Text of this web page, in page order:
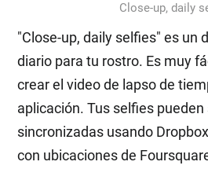
Close-up, daily
"Close-up, daily selfies" es un
diario para tu rostro. Es muy
crear el video de lapso de
aplicación. Tus selfies
sincronizadas usando
con ubicaciones de